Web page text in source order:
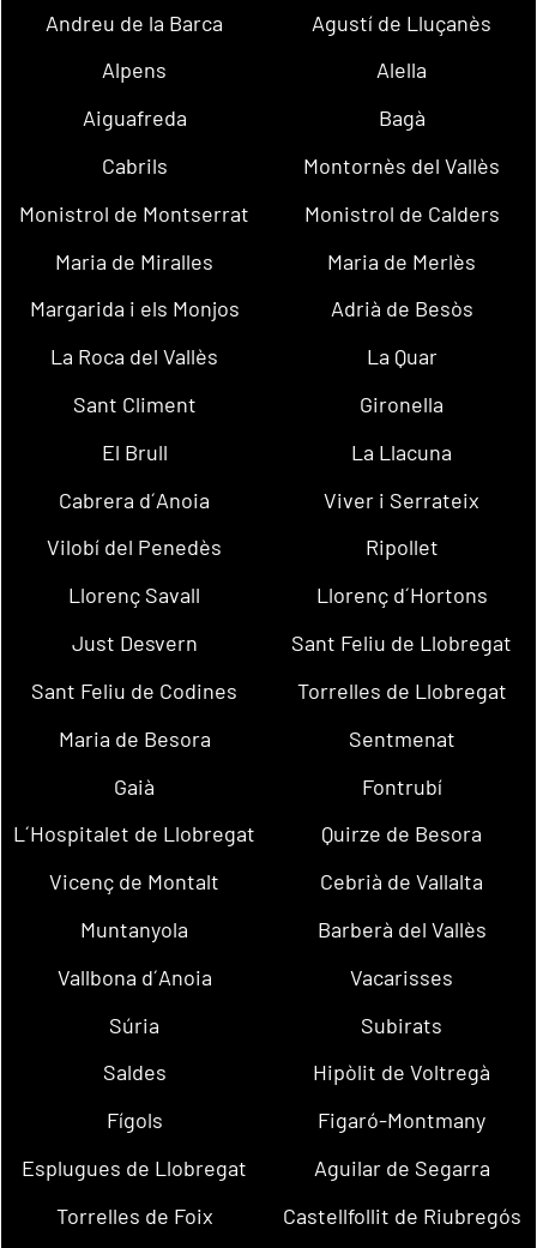
Andreu de la Barca
Agustí de Lluçanès
Alpens
Alella
Aiguafreda
Bagà
Cabrils
Montornès del Vallès
Monistrol de Montserrat
Monistrol de Calders
Maria de Miralles
Maria de Merlès
Margarida i els Monjos
Adrià de Besòs
La Roca del Vallès
La Quar
Sant Climent
Gironella
El Brull
La Llacuna
Cabrera d´Anoia
Viver i Serrateix
Vilobí del Penedès
Ripollet
Llorenç Savall
Llorenç d´Hortons
Just Desvern
Sant Feliu de Llobregat
Sant Feliu de Codines
Torrelles de Llobregat
Maria de Besora
Sentmenat
Gaià
Fontrubí
L´Hospitalet de Llobregat
Quirze de Besora
Vicenç de Montalt
Cebrià de Vallalta
Muntanyola
Barberà del Vallès
Vallbona d´Anoia
Vacarisses
Súria
Subirats
Saldes
Hipòlit de Voltregà
Fígols
Figaró-Montmany
Esplugues de Llobregat
Aguilar de Segarra
Torrelles de Foix
Castellfollit de Riubregós